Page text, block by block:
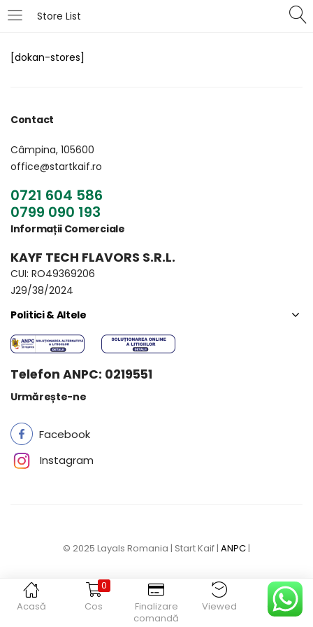
Store List
Îți amintești de mine
Acasă
0
Cos
Finalizare
comandă
Viewed Contul
[dokan-stores]
Contact
Câmpina, 105600
office@startkaif.ro
0721 604 586
0799 090 193
Informații Comerciale
KAYF TECH FLAVORS S.R.L.
CUI: RO49369206
J29/38/2024
Politici & Altele
Telefon ANPC: 0219551
Urmărește-ne
Facebook
Instagram
© 2025 Layals Romania | Start Kaif | ANPC|